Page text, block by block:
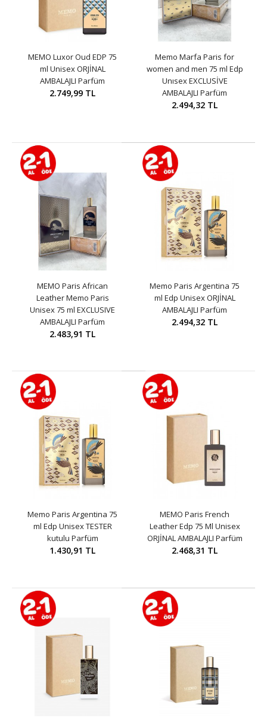
MEMO Luxor Oud EDP 75
ml Unisex ORJİNAL
AMBALAJLI Parfüm
2.749,99 TL
Memo Marfa Paris for
women and men 75 ml Edp
Unısex EXCLUSİVE
AMBALAJLI Parfüm
2.494,32 TL
MEMO Paris African
Leather Memo Paris
Unisex 75 ml EXCLUSIVE
AMBALAJLI Parfüm
2.483,91 TL
Memo Paris Argentina 75
ml Edp Unisex ORJİNAL
AMBALAJLI Parfüm
2.494,32 TL
Memo Paris Argentina 75
ml Edp Unisex TESTER
kutulu Parfüm
1.430,91 TL
MEMO Paris French
Leather Edp 75 Ml Unisex
ORJİNAL AMBALAJLI Parfüm
2.468,31 TL